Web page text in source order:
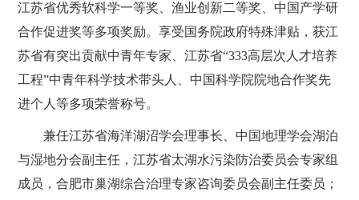
江苏省优秀软科学一等奖、渔业创新二等奖、中国产学研
合作促进奖等多项奖励。享受国务院政府特殊津贴，获江
苏省有突出贡献中青年专家、江苏省“333高层次人才培养
工程”中青年科学技术带头人、中国科学院院地合作奖先
进个人等多项荣誉称号。
兼任江苏省海洋湖沼学会理事长、中国地理学会湖泊
与湿地分会副主任，江苏省太湖水污染防治委员会专家组
成员，合肥市巢湖综合治理专家咨询委员会副主任委员；